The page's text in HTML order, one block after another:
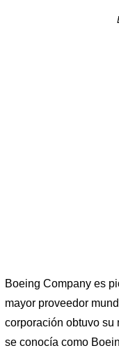
Boeing Company es
mayor proveedor
corporación obtuvo su
se conocía como